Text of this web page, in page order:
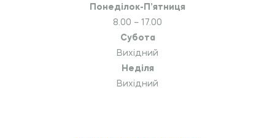
Понеділок-П’ятниця
8.00 – 17.00
Субота
Вихідний
Неділя
Вихідний